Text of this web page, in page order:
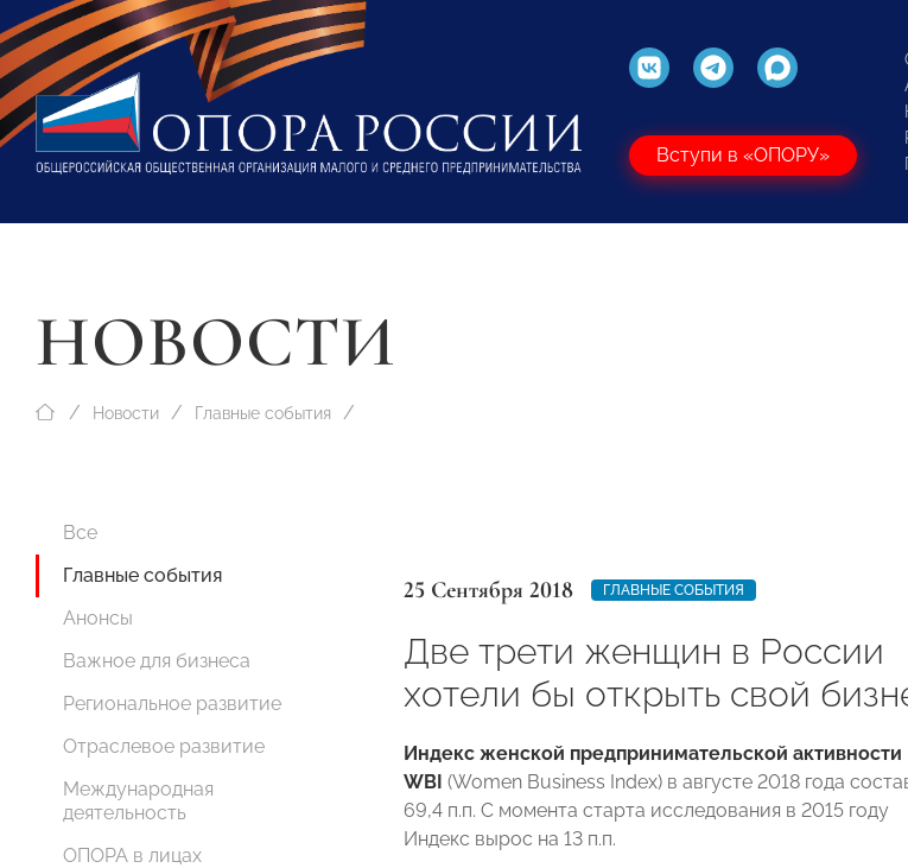
Вступи в «ОПОРУ»
НОВОСТИ
Новости Главные события
Все
Главные события
Анонсы
Важное для бизнеса
Региональное развитие
Отраслевое развитие
Международная
деятельность
ОПОРА в лицах
25 Сентября 2018 ГЛАВНЫЕ СОБЫТИЯ
Две трети женщин в России
хотели бы открыть свой
Индекс женской предпринимательской активности
WBI (Women Business Index) в августе 2018 года
69,4 п.п. С момента старта исследования в 2015 году
Индекс вырос на 13 п.п.